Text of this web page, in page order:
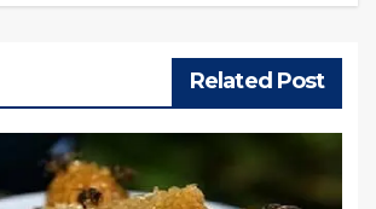
Related Post